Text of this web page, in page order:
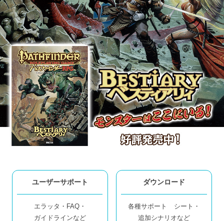
ユーザーサポート
エラッタ・FAQ・
ガイドラインなど
ダウンロード
各種サポート
シート・
追加シナリオなど